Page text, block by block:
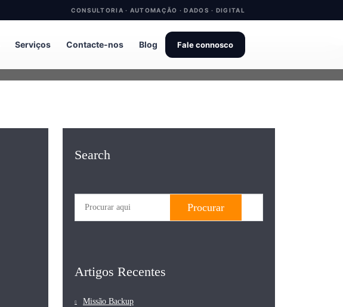
CONSULTORIA · AUTOMAÇÃO · DADOS · DIGITAL
Serviços Contacte-nos Blog Fale connosco
Search
Artigos Recentes
Missão Backup